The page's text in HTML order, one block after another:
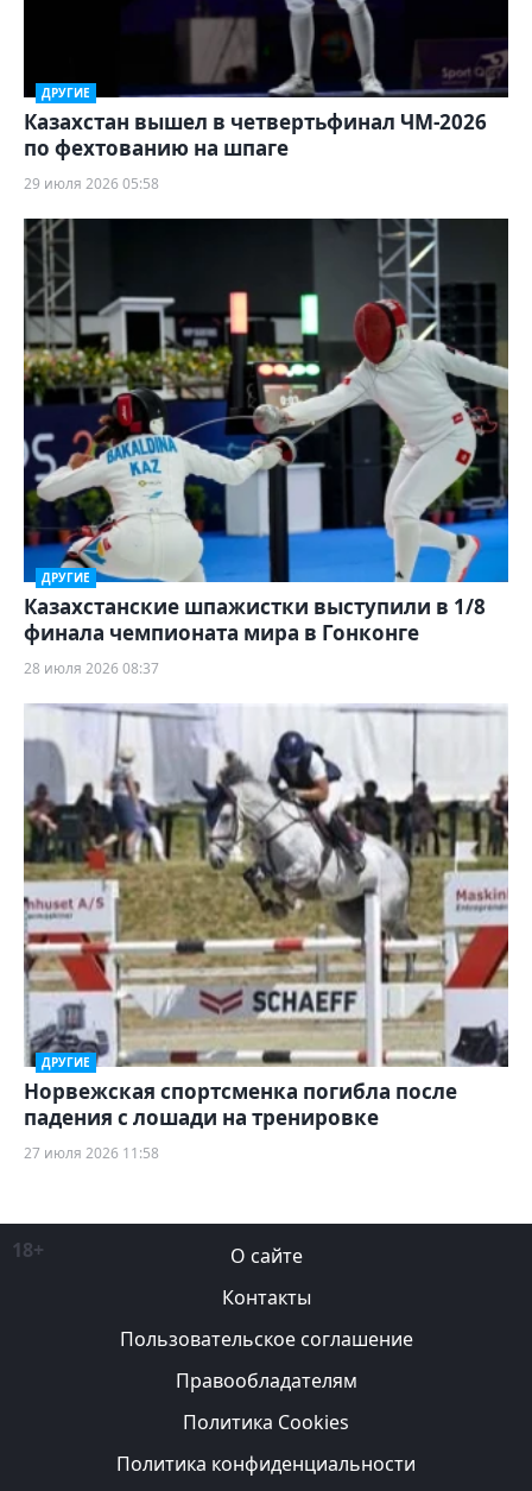
ДРУГИЕ
Казахстан вышел в четвертьфинал ЧМ-2026
по фехтованию на шпаге
29 июля 2026 05:58
ДРУГИЕ
Казахстанские шпажистки выступили в 1/8
финала чемпионата мира в Гонконге
28 июля 2026 08:37
ДРУГИЕ
Норвежская спортсменка погибла после
падения с лошади на тренировке
27 июля 2026 11:58
18+
О сайте
Контакты
Пользовательское соглашение
Правообладателям
Политика Cookies
Политика конфиденциальности